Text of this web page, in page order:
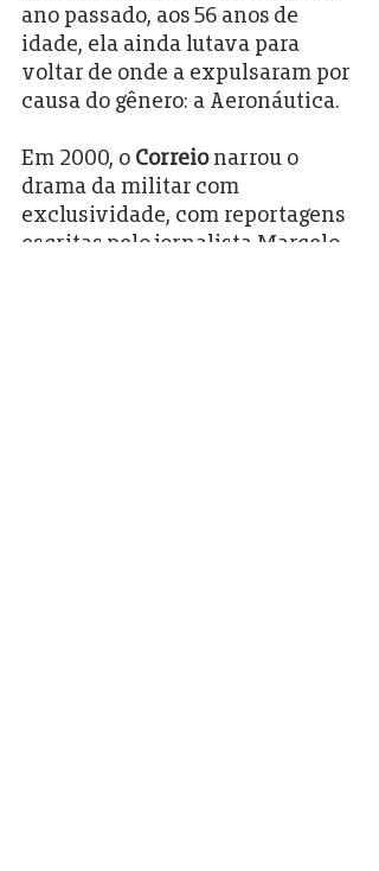
ano passado, aos 56 anos de
idade, ela ainda lutava para
voltar de onde a expulsaram por
causa do gênero: a Aeronáutica.
Em 2000, o Correio narrou o
drama da militar com
exclusividade, com reportagens
escritas pelo jornalista Marcelo